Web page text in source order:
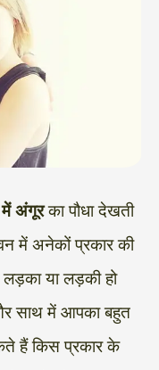
अंगूरका पौधा देखती
में अनेकों प्रकार की
या लड़की हो
साथ में आपका बहुत
हैं किस प्रकार के